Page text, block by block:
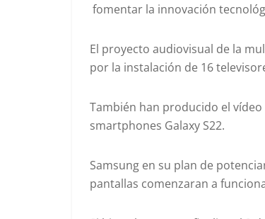
fomentar la innovación
El proyecto audiovisual de la
por la instalación de 16
También han producido el
smartphones Galaxy S22.
Samsung en su plan de
pantallas comenzaran a